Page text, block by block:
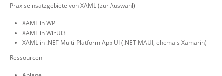
Praxiseinsatzgebiete von XAML (zur Auswahl)
XAML in WPF
XAML in WinUI3
XAML in .NET Multi-Platform App UI (.NET MAUI, ehemals Xamarin)
Ressourcen